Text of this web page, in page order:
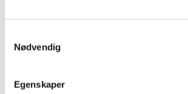
Nødvendig
Egenskaper
Advokatenhjelperdeg.no
I denne
Et alternativ kan også være å kontakte